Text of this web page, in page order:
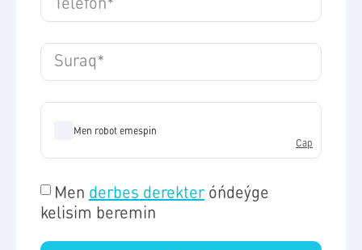
Men derbes derekteróńdeýge
kelisim beremin